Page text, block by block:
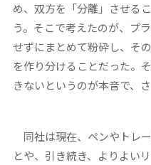
め、双方を「分離」させる
う。そこで考えたのが、プ
せずにまとめて粉砕し、そ
を作り分けることだった。
きないというのが本音で、
同社は現在、ペンやトレ
とや、引き続き、よりよい